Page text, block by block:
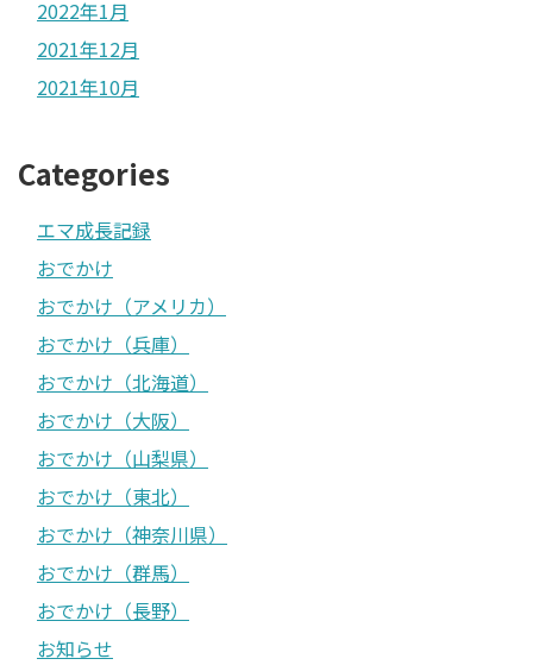
2022年1月
2021年12月
2021年10月
Categories
エマ成長記録
おでかけ
おでかけ（アメリカ）
おでかけ（兵庫）
おでかけ（北海道）
おでかけ（大阪）
おでかけ（山梨県）
おでかけ（東北）
おでかけ（神奈川県）
おでかけ（群馬）
おでかけ（長野）
お知らせ